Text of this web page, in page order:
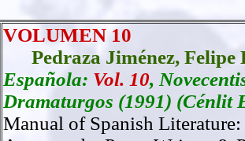
VOLUMEN 10
Pedraza Jiménez, Felipe
Española: Vol. 10,
Dramaturgos (1991) (Cénlit
Manual of Spanish